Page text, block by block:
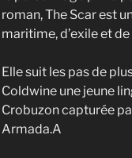
roman, The Scar est
maritime, d’exile et
Elle suit les pas de
Coldwine une jeune
Crobuzon capturée
Armada.A